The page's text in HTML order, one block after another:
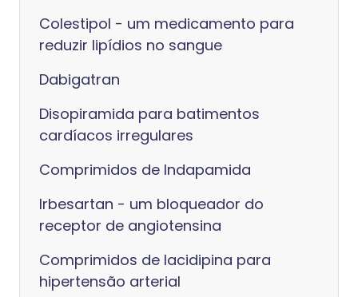
Colestipol - um medicamento para
reduzir lipídios no sangue
Dabigatran
Disopiramida para batimentos
cardíacos irregulares
Comprimidos de Indapamida
Irbesartan - um bloqueador do
receptor de angiotensina
Comprimidos de lacidipina para
hipertensão arterial